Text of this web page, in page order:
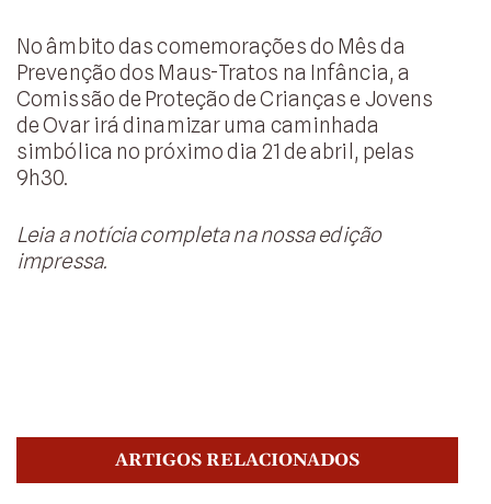
No âmbito das comemorações do Mês da
Prevenção dos Maus-Tratos na Infância, a
Comissão de Proteção de Crianças e Jovens
de Ovar irá dinamizar uma caminhada
simbólica no próximo dia 21 de abril, pelas
9h30.
Leia a notícia completa na nossa edição
impressa.
ARTIGOS RELACIONADOS